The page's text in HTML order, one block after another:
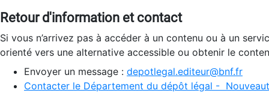
Retour d'information et contact
Si vous n’arrivez pas à accéder à un contenu ou à un
orienté vers une alternative accessible ou obtenir le
Envoyer un message : depotlegal.editeur@bnf.fr
Contacter le Département du dépôt légal -